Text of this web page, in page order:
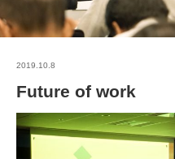
2019.10.8
Future of work